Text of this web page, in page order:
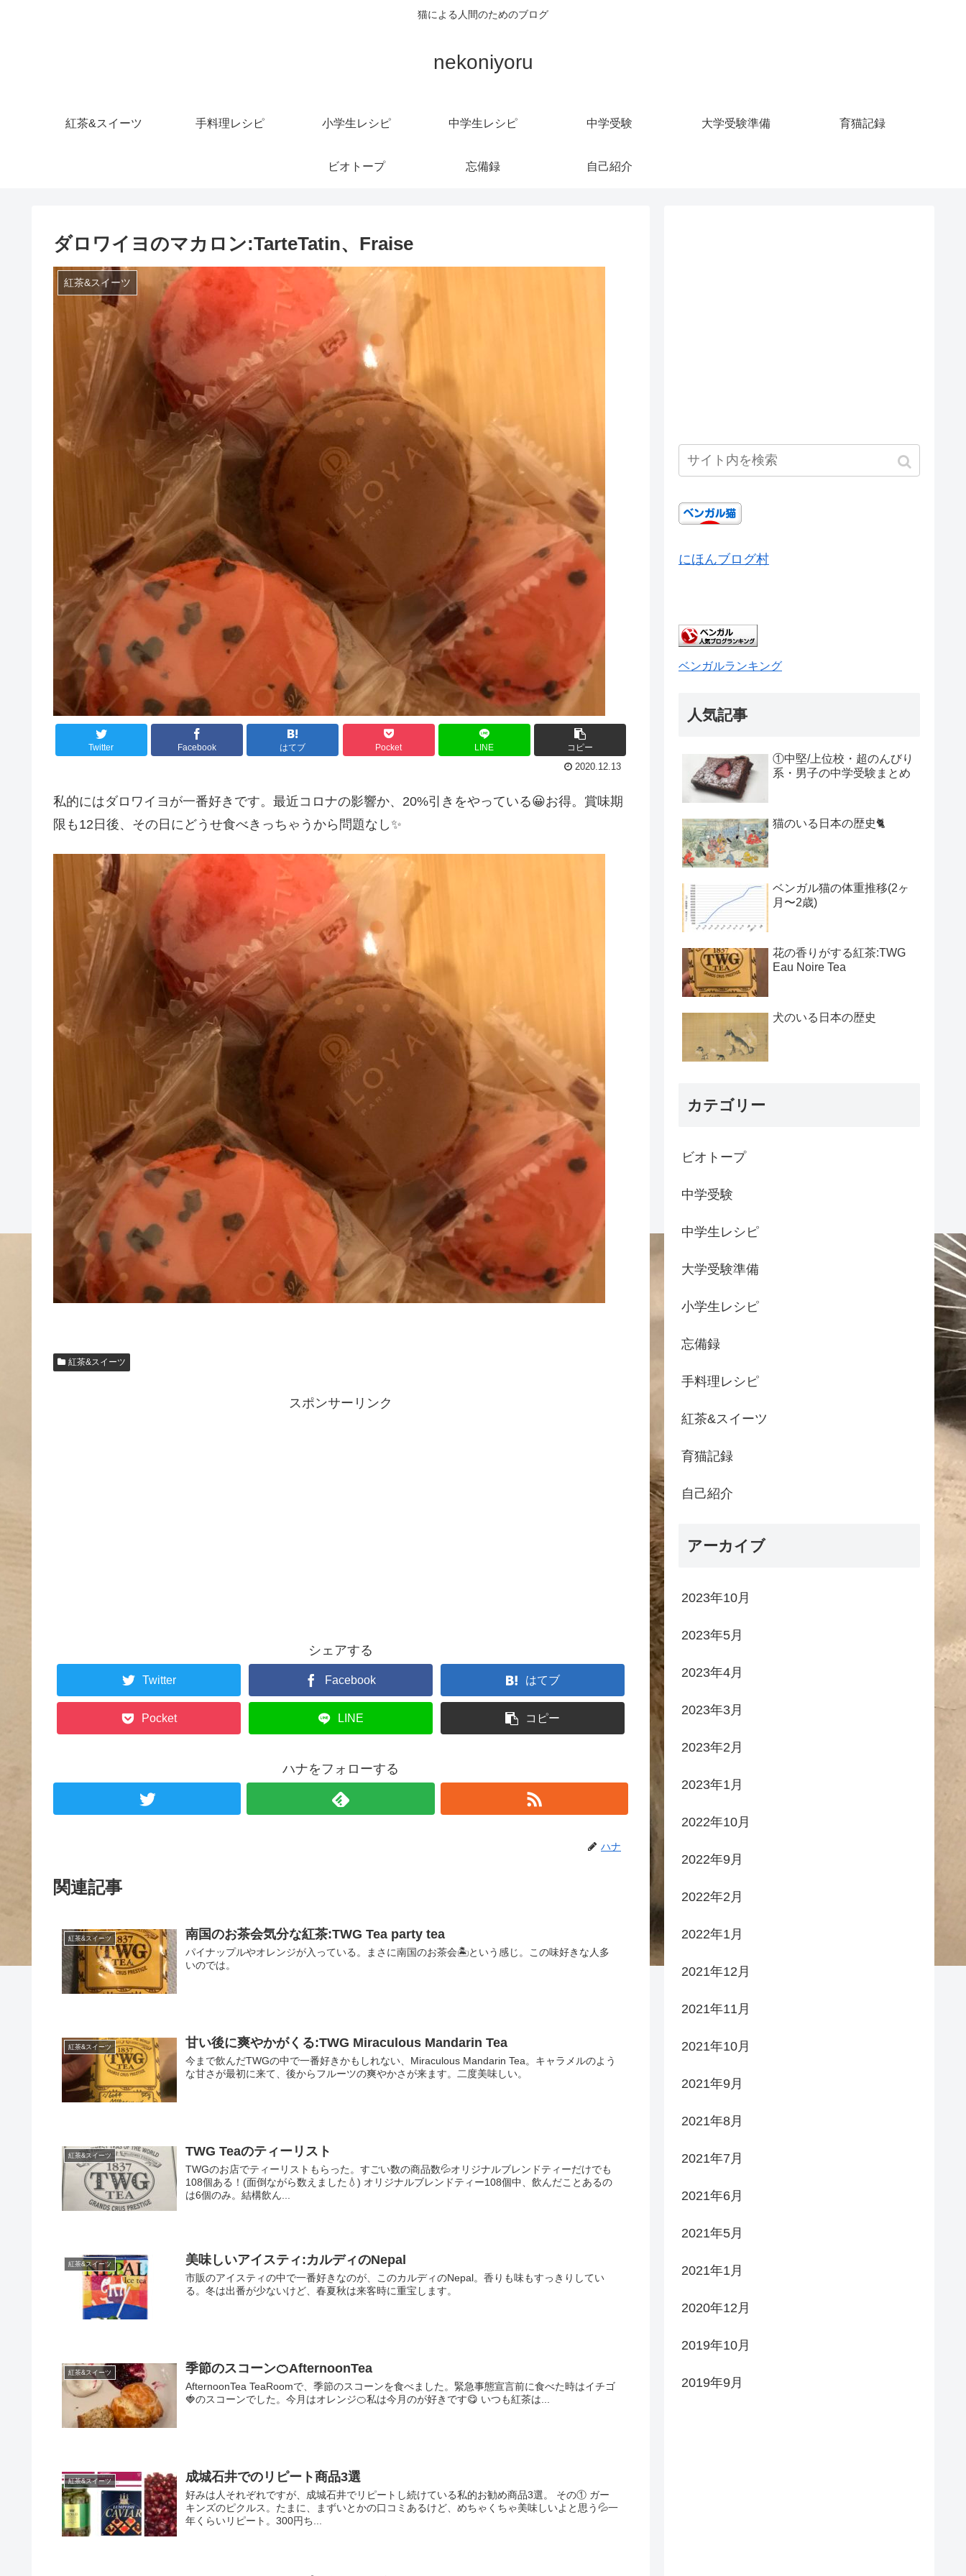
猫による人間のためのブログ
nekoniyoru
紅茶&スイーツ 手料理レシピ 小学生レシピ 中学生レシピ 中学受験 大学受験準備 育猫記録
ビオトープ 忘備録 自己紹介
ダロワイヨのマカロン:TarteTatin、Fraise
紅茶&スイーツ
Twitter Facebook はてブ Pocket LINE
コピー
2020.12.13
私的にはダロワイヨが一番好きです。最近コロナの影響か、20%引きをやっている😀お得。賞味期
限も12日後、その日にどうせ食べきっちゃうから問題なし✨
紅茶&スイーツ
スポンサーリンク
シェアする
Twitter Facebook はてブ
Pocket LINE コピー
ハナをフォローする
ハナ
関連記事
紅茶&スイーツ 南国のお茶会気分な紅茶:TWG Tea party tea
パイナップルやオレンジが入っている。まさに南国のお茶会🏝という感じ。この味好きな人多
いのでは。
紅茶&スイーツ 甘い後に爽やかがくる:TWG Miraculous Mandarin Tea
今まで飲んだTWGの中で一番好きかもしれない、Miraculous Mandarin Tea。キャラメルのよう
な甘さが最初に来て、後からフルーツの爽やかさが来ます。二度美味しい。
紅茶&スイーツ TWG Teaのティーリスト
TWGのお店でティーリストもらった。すごい数の商品数💦オリジナルブレンドティーだけでも
108個ある！(面倒ながら数えました💧) オリジナルブレンドティー108個中、飲んだことあるの
は6個のみ。結構飲ん...
紅茶&スイーツ 美味しいアイスティ:カルディのNepal
市販のアイスティの中で一番好きなのが、このカルディのNepal。香りも味もすっきりしてい
る。冬は出番が少ないけど、春夏秋は来客時に重宝します。
紅茶&スイーツ 季節のスコーン🍊AfternoonTea
AfternoonTea TeaRoomで、季節のスコーンを食べました。緊急事態宣言前に食べた時はイチゴ
🍓のスコーンでした。今月はオレンジ🍊私は今月のが好きです😋 いつも紅茶は...
紅茶&スイーツ 成城石井でのリピート商品3選
好みは人それぞれですが、成城石井でリピートし続けている私的お勧め商品3選。 その① ガー
キンズのピクルス。たまに、まずいとかの口コミあるけど、めちゃくちゃ美味しいよと思う💦一
年くらいリピート。300円ち...
にほんブログ村
ベンガルランキング
人気記事
①中堅/上位校・超のんびり
系・男子の中学受験まとめ
猫のいる日本の歴史🐈
ベンガル猫の体重推移(2ヶ
月〜2歳)
花の香りがする紅茶:TWG
Eau Noire Tea
犬のいる日本の歴史
カテゴリー
ビオトープ
中学受験
中学生レシピ
大学受験準備
小学生レシピ
忘備録
手料理レシピ
紅茶&スイーツ
育猫記録
自己紹介
アーカイブ
2023年10月
2023年5月
2023年4月
2023年3月
2023年2月
2023年1月
2022年10月
2022年9月
2022年2月
2022年1月
2021年12月
2021年11月
2021年10月
2021年9月
2021年8月
2021年7月
2021年6月
2021年5月
2021年1月
2020年12月
2019年10月
2019年9月